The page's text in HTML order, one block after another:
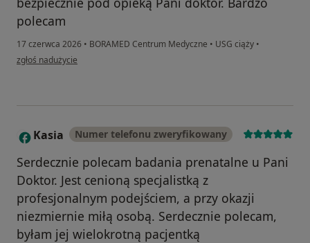
polecam
17 czerwca 2026 • BORAMED Centrum Medyczne • USG ciąży •
w opinii użytkownika Joanna
zgłoś nadużycie
K Kasia Numer telefonu zweryfikowany
Serdecznie polecam badania prenatalne u Pani
Doktor. Jest cenioną specjalistką z
profesjonalnym podejściem, a przy okazji
niezmiernie miłą osobą. Serdecznie polecam,
byłam jej wielokrotną pacjentką